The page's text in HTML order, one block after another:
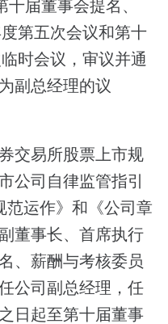
届董事会提名、
第五次会议和第十
时会议，审议并通
副总经理的议
交易所股票上市规
公司自律监管指引
运作》和《公司章
董事长、首席执行
、薪酬与考核委员
公司副总经理，任
日起至第十届董事